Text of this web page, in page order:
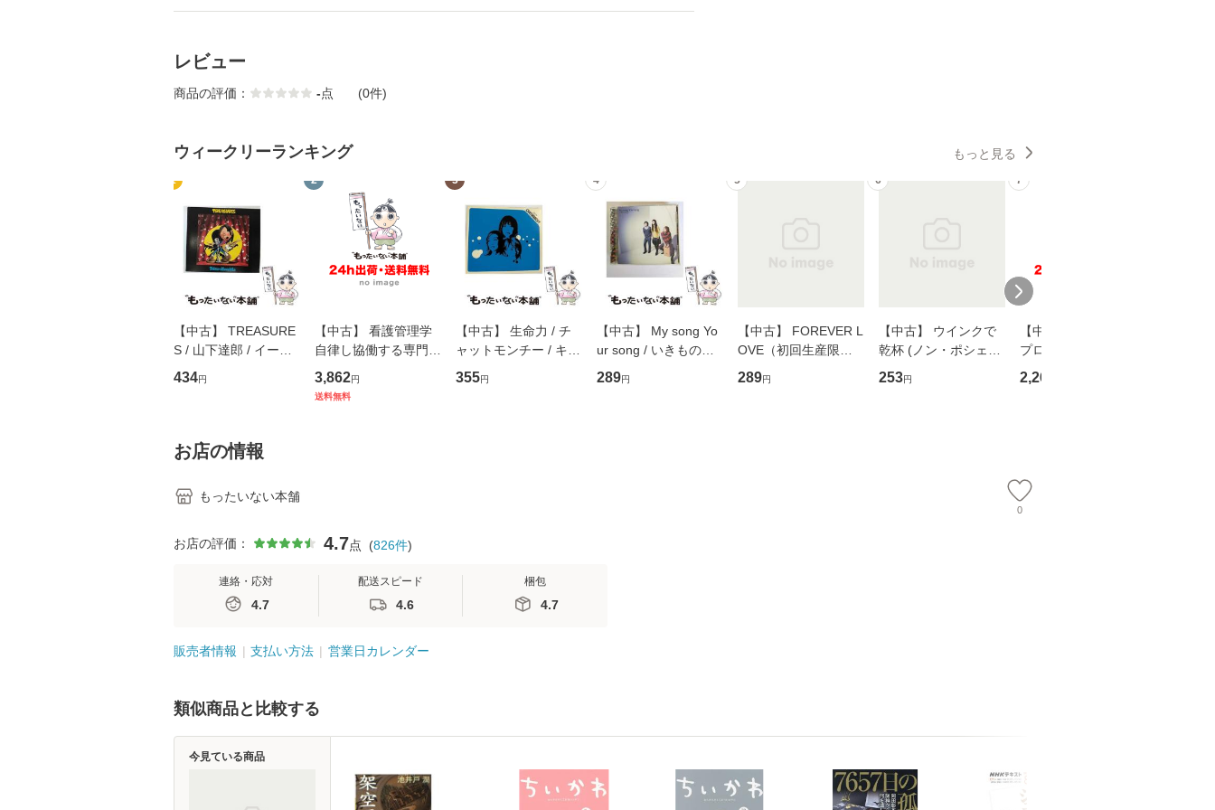
レビュー
商品の評価： -点 (0件)
ウィークリーランキング もっと見る
1
【中古】 TREASURE
S / 山下達郎 / イース
トウエスト・ジャパン
[CD]【メール便送料無
434円
2
【中古】 看護管理学
自律し協働する専門職
の看護マネジメントス
キル 改訂第3版 (看護
3,862円
送料無料
3
【中古】 生命力 / チ
ャットモンチー / キュ
ーンレコード [CD]
【メール便送料無料】
355円
4
【中古】 My song Yo
ur song / いきものが
かり / [CD]【メール便
送料無料】
289円
5
【中古】 FOREVER L
OVE（初回生産限定
盤） / 清水翔太×加藤
ミリヤ / [CD]【メール
289円
6
【中古】 ウインクで
乾杯 (ノン・ポシェッ
ト) / 東野圭吾 / 祥伝
社 [文庫]【メール便送
253円
7
【中古】 野ブタ。を
プロデュース [DVD-B
OX] / バップ [DVD]
【メール便送料無料】
2,266
お店の情報
もったいない本舗
0
お店の評価： 4.7点 (826件)
連絡・応対
4.7
配送スピード
4.6
梱包
4.7
販売者情報 支払い方法 営業日カレンダー
類似商品と比較する
今見ている商品